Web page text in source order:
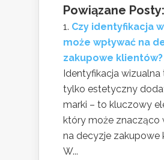
Powiązane Posty:
Czy identyfikacja
może wpływać na
zakupowe klientów?
Identyfikacja wizualna
tylko estetyczny
marki – to kluczowy
który może znacząco
na decyzje zakupowe
W...